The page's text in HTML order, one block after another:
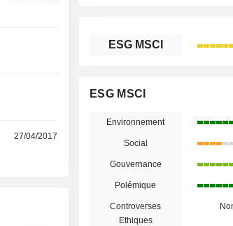
27/04/2017
ESG MSCI
ESG MSCI
Environnement
Social
Gouvernance
Polémique
Controverses
Ethiques